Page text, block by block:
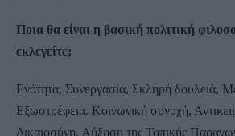
Ποια θα είναι η βασική πολιτική
εκλεγείτε;
Ενότητα, Συνεργασία, Σκληρή δουλειά,
Εξωστρέφεια. Κοινωνική συνοχή,
Δικαιοσύνη, Αύξηση της Τοπικής